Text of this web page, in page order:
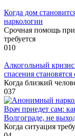
Когда дом
наркологии
Срочная помощь при
требуется
010
Алкогольный
спасения
Когда близкий
037
Врач приедет сам:
Волгограде, не
Когда ситуация